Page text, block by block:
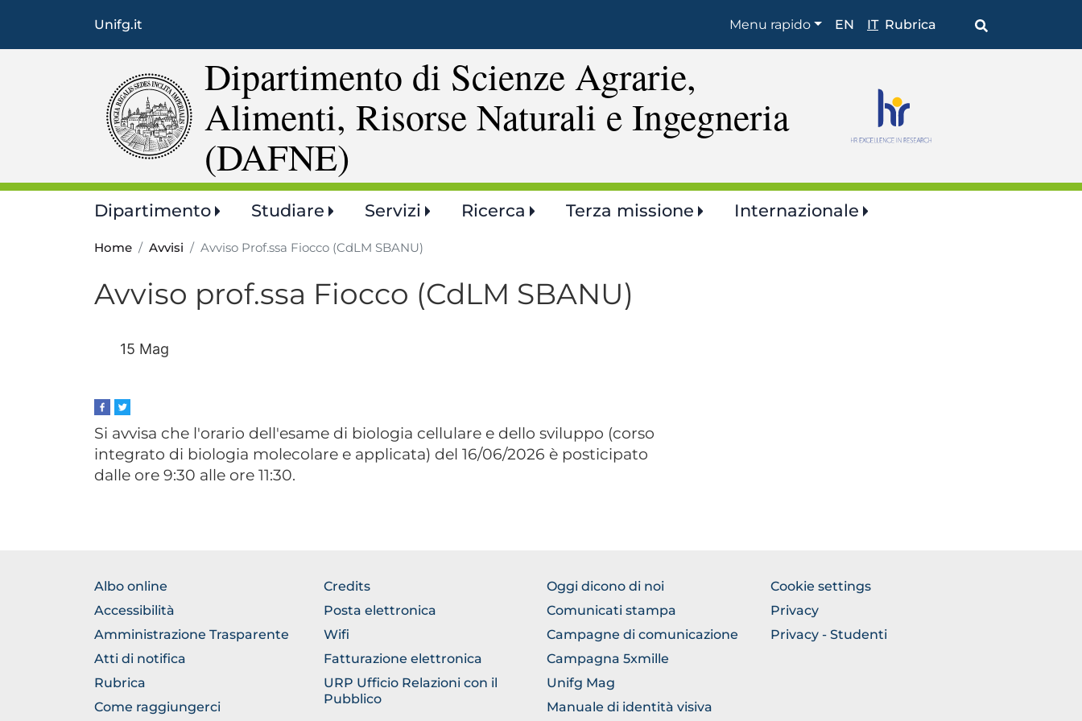
contenuto
principale
Unifg.it Shortcuts
Menu rapido EN IT Rubrica
Dipartimento di Scienze Agrarie,
Alimenti, Risorse Naturali e Ingegneria
(DAFNE)
Main
navigation
Dipartimento Studiare Servizi Ricerca Terza missione Internazionale
Home Avvisi Avviso Prof.ssa Fiocco (CdLM SBANU)
Avviso prof.ssa Fiocco (CdLM SBANU)
15 Mag
Si avvisa che l'orario dell'esame di biologia cellulare e dello sviluppo (corso
integrato di biologia molecolare e applicata) del 16/06/2026 è posticipato
dalle ore 9:30 alle ore 11:30.
FOOTER
NORMATIVA
Albo online
Accessibilità
Amministrazione Trasparente
Atti di notifica
Rubrica
Come raggiungerci
FOOTER
GENERICO
Credits
Posta elettronica
Wifi
Fatturazione elettronica
URP Ufficio Relazioni con il
Pubblico
FOOTER
COMUNICAZIONE
Oggi dicono di noi
Comunicati stampa
Campagne di comunicazione
Campagna 5xmille
Unifg Mag
Manuale di identità visiva
FOOTER
COLONNA
DESTRA
Cookie settings
Privacy
Privacy - Studenti